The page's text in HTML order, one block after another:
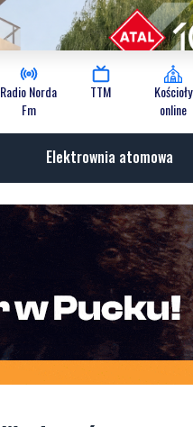
Radio Norda
Fm
TTM
Kościoły
online
Elektrownia atomowa